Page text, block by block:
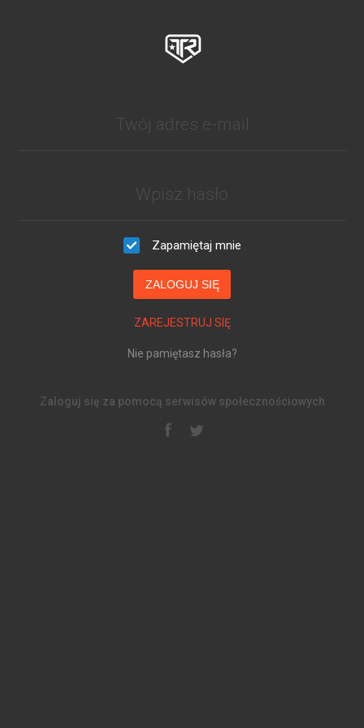
Zapamiętaj mnie
ZALOGUJ SIĘ
ZAREJESTRUJ SIĘ
Nie pamiętasz hasła?
Zaloguj się za pomocą serwisów społecznościowych